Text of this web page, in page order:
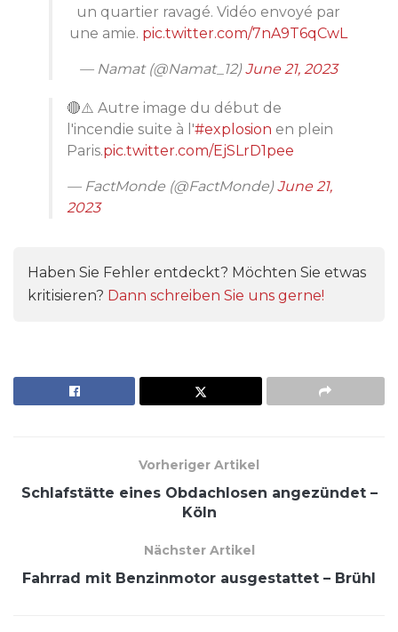
un quartier ravagé. Vidéo envoyé par
une amie. pic.twitter.com/7nA9T6qCwL
— Namat (@Namat_12)June 21, 2023
🔴⚠️ Autre image du début de
l'incendie suite à l'#explosion en plein
Paris.pic.twitter.com/EjSLrD1pee
— FactMonde (@FactMonde)June 21,
2023
Haben Sie Fehler entdeckt? Möchten Sie etwas
kritisieren? Dann schreiben Sie uns gerne!
Vorheriger Artikel
Schlafstätte eines Obdachlosen angezündet –
Köln
Nächster Artikel
Fahrrad mit Benzinmotor ausgestattet – Brühl